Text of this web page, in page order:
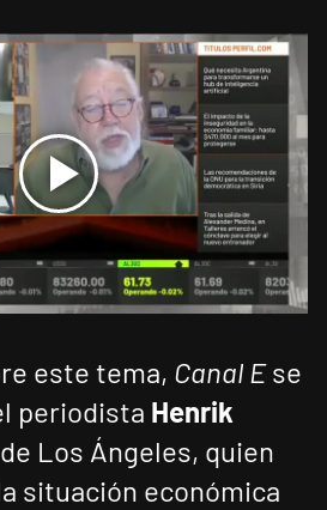
este tema, Canal Ese
periodista Henrik
Los Ángeles, quien
situación económica